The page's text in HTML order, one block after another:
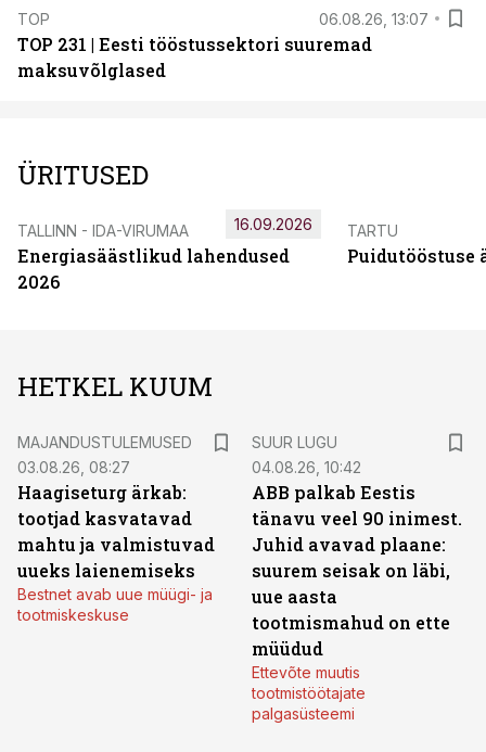
TOP 06.08.26, 13:07
TOP 231 | Eesti tööstussektori suuremad
maksuvõlglased
ÜRITUSED
TALLINN - IDA-VIRUMAA
Energiasäästlikud lahendused
2026
16.09.2026 TARTU
Puidutööstuse
HETKEL KUUM
MAJANDUSTULEMUSED
03.08.26, 08:27
Haagiseturg ärkab:
tootjad kasvatavad
mahtu ja valmistuvad
uueks laienemiseks
Bestnet avab uue müügi- ja
tootmiskeskuse
SUUR LUGU
04.08.26, 10:42
ABB palkab Eestis
tänavu veel 90 inimest.
Juhid avavad plaane:
suurem seisak on läbi,
uue aasta
tootmismahud on ette
müüdud
Ettevõte muutis
tootmistöötajate
palgasüsteemi